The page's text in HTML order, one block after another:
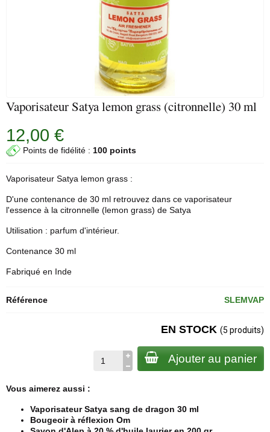
Vaporisateur Satya lemon grass (citronnelle) 30 ml
12,00 €
Points de fidélité : 100 points
Vaporisateur Satya lemon grass :
D'une contenance de 30 ml retrouvez dans ce vaporisateur
l'essence à la citronnelle (lemon grass) de Satya
Utilisation : parfum d'intérieur.
Contenance 30 ml
Fabriqué en Inde
Référence SLEMVAP
EN STOCK (5 produits)
Ajouter au panier
Vous aimerez aussi :
Vaporisateur Satya sang de dragon 30 ml
Bougeoir à réflexion Om